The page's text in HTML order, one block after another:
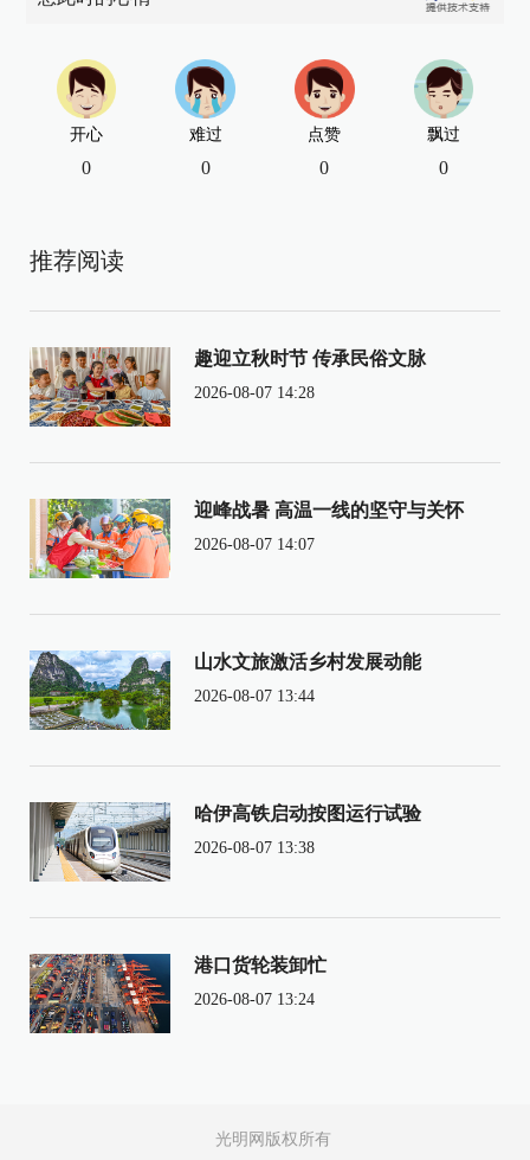
开心
0
难过
0
点赞
0
飘过
0
推荐阅读
趣迎立秋时节 传承民俗文脉
2026-08-07 14:28
迎峰战暑 高温一线的坚守与关怀
2026-08-07 14:07
山水文旅激活乡村发展动能
2026-08-07 13:44
哈伊高铁启动按图运行试验
2026-08-07 13:38
港口货轮装卸忙
2026-08-07 13:24
光明网版权所有